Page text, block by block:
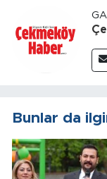
Bunlar da